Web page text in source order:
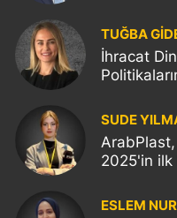
TUĞBA
İhracat
SUDE
ArabPlast,
2025'in ilk
ESLEM